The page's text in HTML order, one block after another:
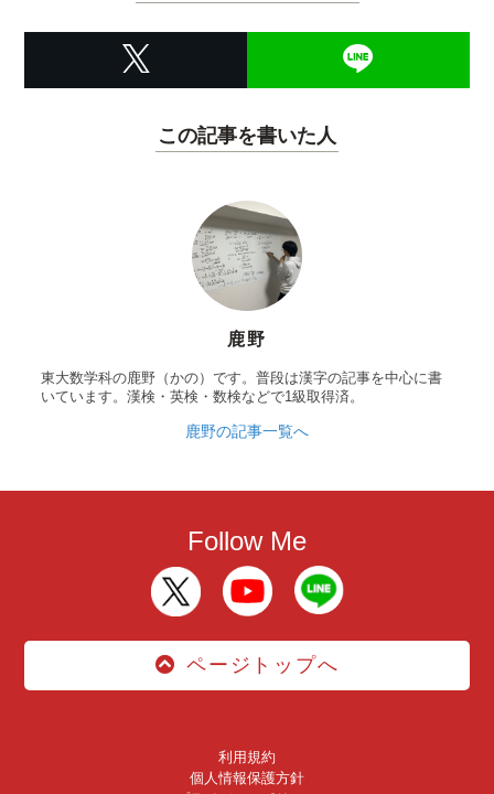
この記事を書いた人
鹿野
東大数学科の鹿野（かの）です。普段は漢字の記事を中心に書
いています。漢検・英検・数検などで1級取得済。
鹿野の記事一覧へ
Follow Me
ページトップへ
利用規約
個人情報保護方針